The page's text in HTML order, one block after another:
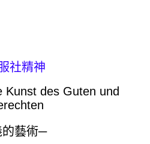
社精神
Kunst des Guten und
的藝術─